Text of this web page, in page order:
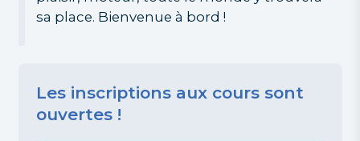
sa place. Bienvenue à bord !
Les inscriptions aux cours sont
ouvertes !